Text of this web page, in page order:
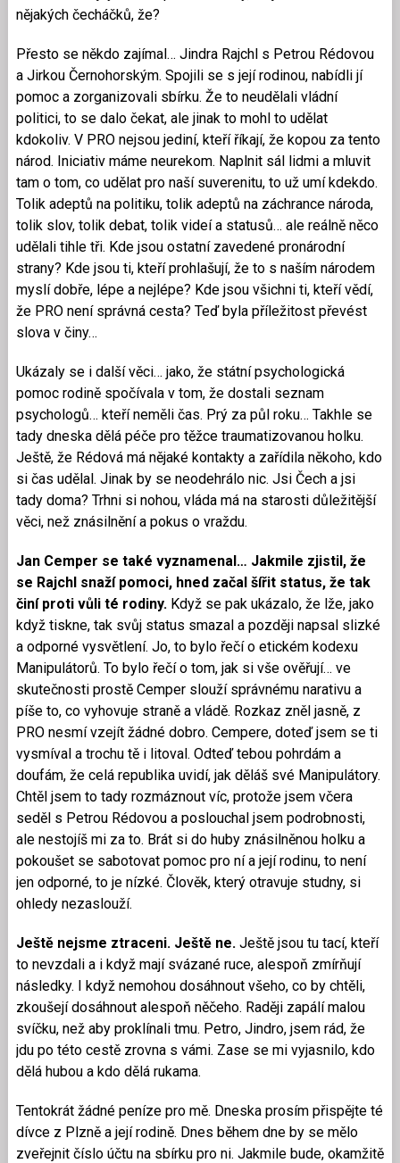
nějakých čecháčků, že?
Přesto se někdo zajímal… Jindra Rajchl s Petrou Rédovou
a Jirkou Černohorským. Spojili se s její rodinou, nabídli jí
pomoc a zorganizovali sbírku. Že to neudělali vládní
politici, to se dalo čekat, ale jinak to mohl to udělat
kdokoliv. V PRO nejsou jediní, kteří říkají, že kopou za tento
národ. Iniciativ máme neurekom. Naplnit sál lidmi a mluvit
tam o tom, co udělat pro naší suverenitu, to už umí kdekdo.
Tolik adeptů na politiku, tolik adeptů na záchrance národa,
tolik slov, tolik debat, tolik videí a statusů… ale reálně něco
udělali tihle tři. Kde jsou ostatní zavedené pronárodní
strany? Kde jsou ti, kteří prohlašují, že to s naším národem
myslí dobře, lépe a nejlépe? Kde jsou všichni ti, kteří vědí,
že PRO není správná cesta? Teď byla příležitost převést
slova v činy…
Ukázaly se i další věci… jako, že státní psychologická
pomoc rodině spočívala v tom, že dostali seznam
psychologů… kteří neměli čas. Prý za půl roku… Takhle se
tady dneska dělá péče pro těžce traumatizovanou holku.
Ještě, že Rédová má nějaké kontakty a zařídila někoho, kdo
si čas udělal. Jinak by se neodehrálo nic. Jsi Čech a jsi
tady doma? Trhni si nohou, vláda má na starosti důležitější
věci, než znásilnění a pokus o vraždu.
Jan Cemper se také vyznamenal… Jakmile zjistil, že
se Rajchl snaží pomoci, hned začal šířit status, že tak
činí proti vůli té rodiny. Když se pak ukázalo, že lže, jako
když tiskne, tak svůj status smazal a později napsal slizké
a odporné vysvětlení. Jo, to bylo řečí o etickém kodexu
Manipulátorů. To bylo řečí o tom, jak si vše ověřují… ve
skutečnosti prostě Cemper slouží správnému narativu a
píše to, co vyhovuje straně a vládě. Rozkaz zněl jasně, z
PRO nesmí vzejít žádné dobro. Cempere, doteď jsem se ti
vysmíval a trochu tě i litoval. Odteď tebou pohrdám a
doufám, že celá republika uvidí, jak děláš své Manipulátory.
Chtěl jsem to tady rozmáznout víc, protože jsem včera
seděl s Petrou Rédovou a poslouchal jsem podrobnosti,
ale nestojíš mi za to. Brát si do huby znásilněnou holku a
pokoušet se sabotovat pomoc pro ní a její rodinu, to není
jen odporné, to je nízké. Člověk, který otravuje studny, si
ohledy nezaslouží.
Ještě nejsme ztraceni. Ještě ne. Ještě jsou tu tací, kteří
to nevzdali a i když mají svázané ruce, alespoň zmírňují
následky. I když nemohou dosáhnout všeho, co by chtěli,
zkoušejí dosáhnout alespoň něčeho. Raději zapálí malou
svíčku, než aby proklínali tmu. Petro, Jindro, jsem rád, že
jdu po této cestě zrovna s vámi. Zase se mi vyjasnilo, kdo
dělá hubou a kdo dělá rukama.
Tentokrát žádné peníze pro mě. Dneska prosím přispějte té
dívce z Plzně a její rodině. Dnes během dne by se mělo
zveřejnit číslo účtu na sbírku pro ni. Jakmile bude, okamžitě